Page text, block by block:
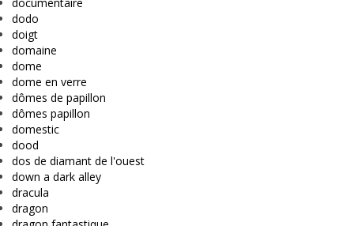
dodo
doigt
domaine
dome
dome en verre
dômes de papillon
dômes papillon
domestic
dood
dos de diamant de l'ouest
down a dark alley
dracula
dragon